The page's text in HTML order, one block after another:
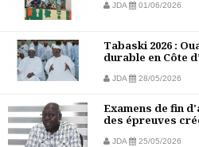
JDA 01/06/2026
Tabaski 2026 :
durable en Côte
JDA 28/05/2026
Examens de fin
des épreuves
JDA 25/05/2026